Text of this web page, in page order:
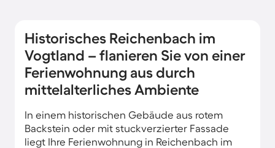
Historisches Reichenbach im
Vogtland – flanieren Sie von einer
Ferienwohnung aus durch
mittelalterliches Ambiente
In einem historischen Gebäude aus rotem
Backstein oder mit stuckverzierter Fassade
liegt Ihre Ferienwohnung in Reichenbach im